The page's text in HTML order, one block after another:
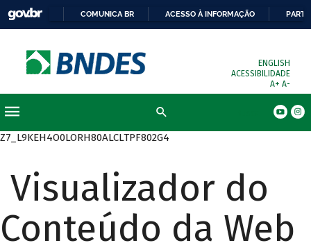
COMUNICA BR ACESSO À INFORMAÇÃO
ENGLISH
ACESSIBILIDADE
A+ A-
Z7_L9KEH4O0LORH80ALCLTPF802G4
Visualizador do
Conteúdo da Web